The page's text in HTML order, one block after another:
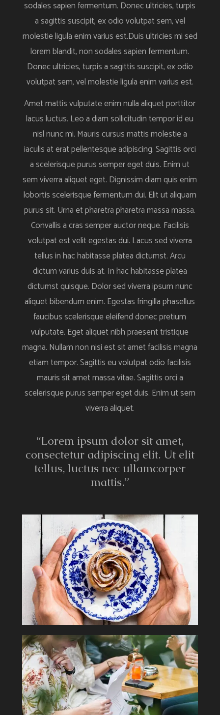
sodales sapien fermentum. Donec ultricies, turpis
a sagittis suscipit, ex odio volutpat sem, vel
molestie ligula enim varius est.Duis ultricies mi sed
lorem blandit, non sodales sapien fermentum.
Donec ultricies, turpis a sagittis suscipit, ex odio
volutpat sem, vel molestie ligula enim varius est.
Amet mattis vulputate enim nulla aliquet porttitor
lacus luctus. Leo a diam sollicitudin tempor id eu
nisl nunc mi. Mauris cursus mattis molestie a
iaculis at erat pellentesque adipiscing. Sagittis orci
a scelerisque purus semper eget duis. Enim ut
sem viverra aliquet eget. Dignissim diam quis enim
lobortis scelerisque fermentum dui. Elit ut aliquam
purus sit. Urna et pharetra pharetra massa massa.
Convallis a cras semper auctor neque. Facilisis
volutpat est velit egestas dui. Lacus sed viverra
tellus in hac habitasse platea dictumst. Arcu
dictum varius duis at. In hac habitasse platea
dictumst quisque. Dolor sed viverra ipsum nunc
aliquet bibendum enim. Egestas fringilla phasellus
faucibus scelerisque eleifend donec pretium
vulputate. Eget aliquet nibh praesent tristique
magna. Nullam non nisi est sit amet facilisis magna
etiam tempor. Sagittis eu volutpat odio facilisis
mauris sit amet massa vitae. Sagittis orci a
scelerisque purus semper eget duis. Enim ut sem
viverra aliquet.
“Lorem ipsum dolor sit amet,
consectetur adipiscing elit. Ut elit
tellus, luctus nec ullamcorper
mattis.”